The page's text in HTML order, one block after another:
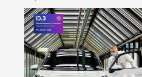
propus de conducere.
putea duce la eliminarea
muncă suplimentare…
Source:AUTOREPORT|